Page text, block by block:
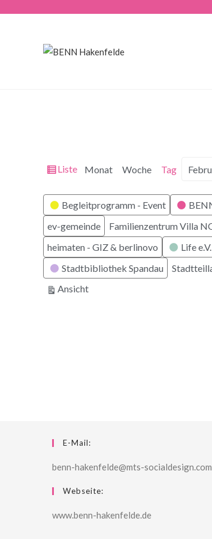
Ansicht
Liste Monat Woche Tag
Monat
Tag
Jahr
Kategorien
Begleitprogramm - Event
ev-gemeinde
Familienzentrum Villa
heimaten - GIZ & berlinovo
Life e.V.
Stadtbibliothek Spandau
Ansichtausdrucken
E-Mail:
benn-hakenfelde@mts-socialdesign.com
Webseite:
www.benn-hakenfelde.de